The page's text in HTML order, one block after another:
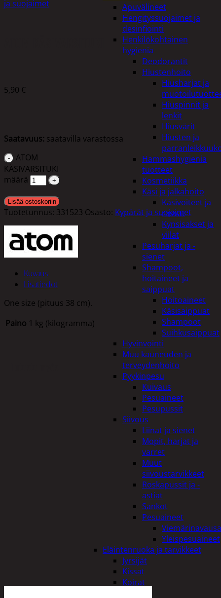
Apuvälineet
Hengityssuojaimet ja
desinfiointi
Henkilökohtainen
hygienia
Deodorantit
Hiustenhoito
Hiusharjat ja
Hiuspinnit ja
lenkit
Hiusvärit
Hiusten ja
Hammashygienia
tuotteet
Kosmetiikka
Käsi ja jalkahoito
Käsivoiteet ja
rasvat
Kynsisakset ja
viilat
Pesuharjat ja -
sienet
Shampoot,
hoitaineet ja
saippuat
Hoitoaineet
Käsisaippuat
Shampoot
Suihkusaippuat
Hyvinvointi
Muu kauneuden ja
terveydenhoito
Pyykinpesu
Kuivaus
Pesuaineet
Pesupussit
Siivous
Liinat ja sienet
Mopit, harjat ja
varret
Muut
siivoustarvikkeet
Roskapussit ja -
astiat
Sankot
Pesuaineet
Yleispesuaineet
Eläintenruoka ja tarvikkeet
Jyrsijät
Kissat
Koirat
ja suojaimet
5,90 €
Saatavuus: saatavilla varastossa
ATOM
KÄSIVARSITUKI
määrä
Lisää ostoskoriin
Tuotetunnus: 331523 Osasto: Kypärät ja suojaimet
Kuvaus
Lisätiedot
One size (pituus 38 cm).
Paino 1 kg (kilogramma)